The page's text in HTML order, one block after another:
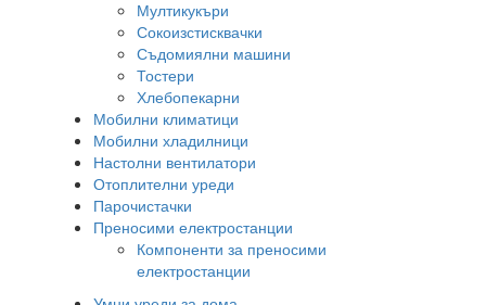
Мултикукъри
Сокоизстисквачки
Съдомиялни машини
Тостери
Хлебопекарни
Мобилни климатици
Мобилни хладилници
Настолни вентилатори
Отоплителни уреди
Парочистачки
Преносими електростанции
Компоненти за преносими
електростанции